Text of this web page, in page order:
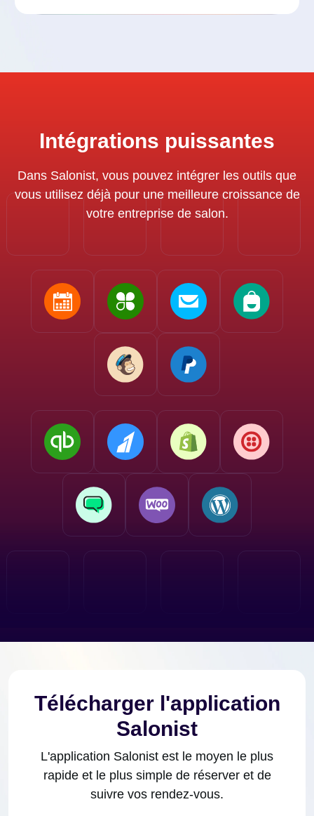
Download E-Book
Intégrations puissantes
Dans Salonist, vous pouvez intégrer les outils que
vous utilisez déjà pour une meilleure croissance de
votre entreprise de salon.
Télécharger l'application
Salonist
L'application Salonist est le moyen le plus
rapide et le plus simple de réserver et de
suivre vos rendez-vous.